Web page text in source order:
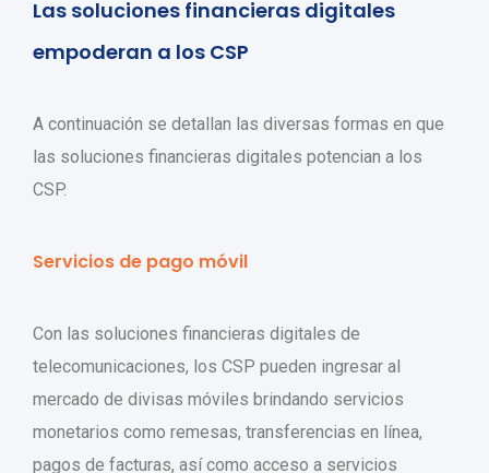
Las soluciones financieras digitales
empoderan a los CSP
A continuación se detallan las diversas formas en que
las soluciones financieras digitales potencian a los
CSP.
Servicios de pago móvil
Con las soluciones financieras digitales de
telecomunicaciones, los CSP pueden ingresar al
mercado de divisas móviles brindando servicios
monetarios como remesas, transferencias en línea,
pagos de facturas, así como acceso a servicios